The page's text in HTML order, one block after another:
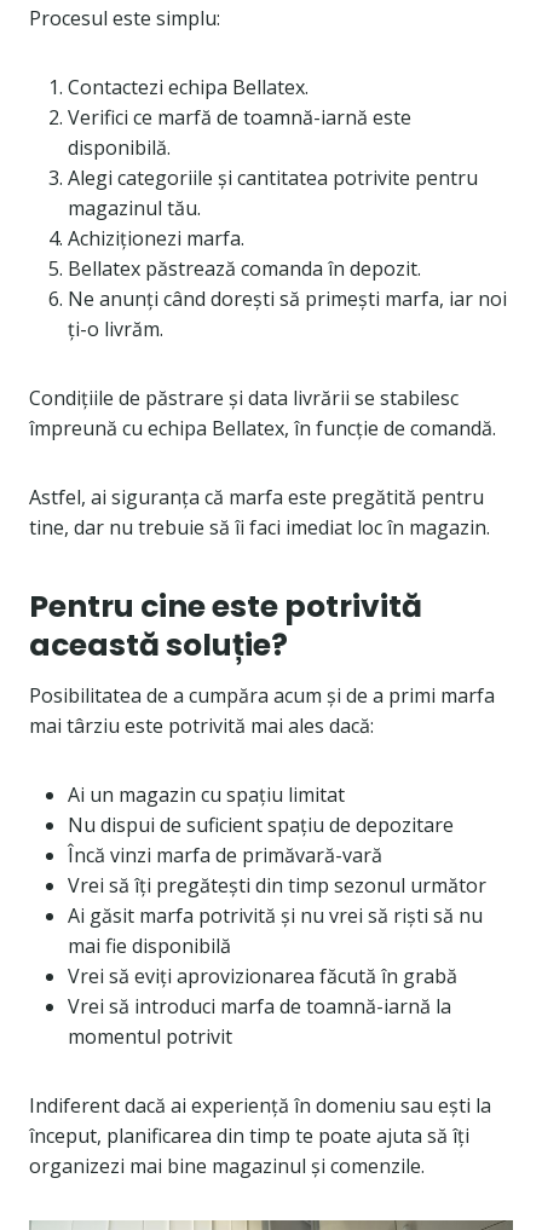
Procesul este simplu:
Contactezi echipa Bellatex.
Verifici ce marfă de toamnă-iarnă este
disponibilă.
Alegi categoriile și cantitatea potrivite pentru
magazinul tău.
Achiziționezi marfa.
Bellatex păstrează comanda în depozit.
Ne anunți când dorești să primești marfa, iar noi
ți-o livrăm.
Condițiile de păstrare și data livrării se stabilesc
împreună cu echipa Bellatex, în funcție de comandă.
Astfel, ai siguranța că marfa este pregătită pentru
tine, dar nu trebuie să îi faci imediat loc în magazin.
Pentru cine este potrivită
această soluție?
Posibilitatea de a cumpăra acum și de a primi marfa
mai târziu este potrivită mai ales dacă:
Ai un magazin cu spațiu limitat
Nu dispui de suficient spațiu de depozitare
Încă vinzi marfa de primăvară-vară
Vrei să îți pregătești din timp sezonul următor
Ai găsit marfa potrivită și nu vrei să riști să nu
mai fie disponibilă
Vrei să eviți aprovizionarea făcută în grabă
Vrei să introduci marfa de toamnă-iarnă la
momentul potrivit
Indiferent dacă ai experiență în domeniu sau ești la
început, planificarea din timp te poate ajuta să îți
organizezi mai bine magazinul și comenzile.